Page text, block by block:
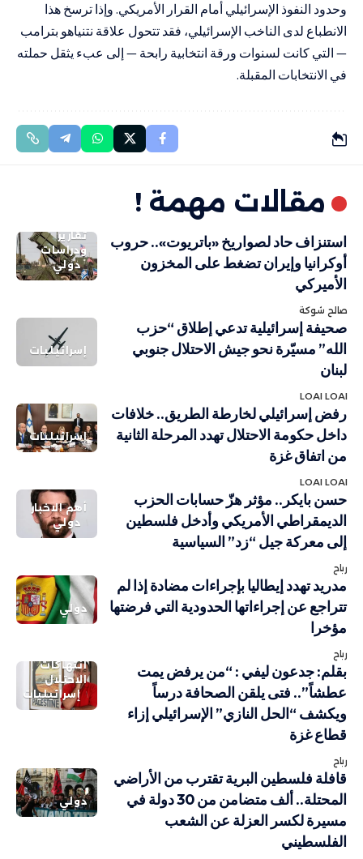
وحدود النفوذ الإسرائيلي أمام القرار الأمريكي. وإذا ترسخ هذا
الانطباع لدى الناخب الإسرائيلي، فقد تتحول علاقة نتنياهو بترامب
— التي كانت لسنوات ورقة انتخابية رابحة — إلى عبء يثقل حملته
في الانتخابات المقبلة.
مقالات مهمة !
تقارير
ودراسات
دولي
استنزاف حاد لصواريخ «باتريوت».. حروب
أوكرانيا وإيران تضغط على المخزون
الأميركي
صالح شوكة
إسرائيليات
صحيفة إسرائيلية تدعي إطلاق “حزب
الله” مسيّرة نحو جيش الاحتلال جنوبي
لبنان
LOAI LOAI
إسرائيليات
رفض إسرائيلي لخارطة الطريق.. خلافات
داخل حكومة الاحتلال تهدد المرحلة الثانية
من اتفاق غزة
LOAI LOAI
أهم الاخبار
دولي
حسن بايكر.. مؤثر هزّ حسابات الحزب
الديمقراطي الأمريكي وأدخل فلسطين
إلى معركة جيل “زد” السياسية
رباح
دولي
مدريد تهدد إيطاليا بإجراءات مضادة إذا لم
تتراجع عن إجراءاتها الحدودية التي فرضتها
مؤخرا
رباح
انتهاكات
الاحتلال
إسرائيليات
بقلم: جدعون ليفي : “من يرفض يمت
عطشاً”.. فتى يلقن الصحافة درساً
ويكشف “الحل النازي” الإسرائيلي إزاء
قطاع غزة
رباح
دولي
قافلة فلسطين البرية تقترب من الأراضي
المحتلة.. ألف متضامن من 30 دولة في
مسيرة لكسر العزلة عن الشعب
الفلسطيني